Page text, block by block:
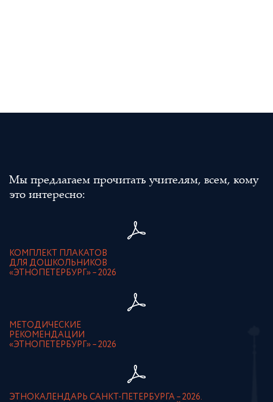
Мы предлагаем прочитать учителям, всем, кому
это интересно:
КОМПЛЕКТ ПЛАКАТОВ
ДЛЯ ДОШКОЛЬНИКОВ
«ЭТНОПЕТЕРБУРГ» – 2026
МЕТОДИЧЕСКИЕ
РЕКОМЕНДАЦИИ
«ЭТНОПЕТЕРБУРГ» – 2026
ЭТНОКАЛЕНДАРЬ САНКТ-ПЕТЕРБУРГА – 2026.